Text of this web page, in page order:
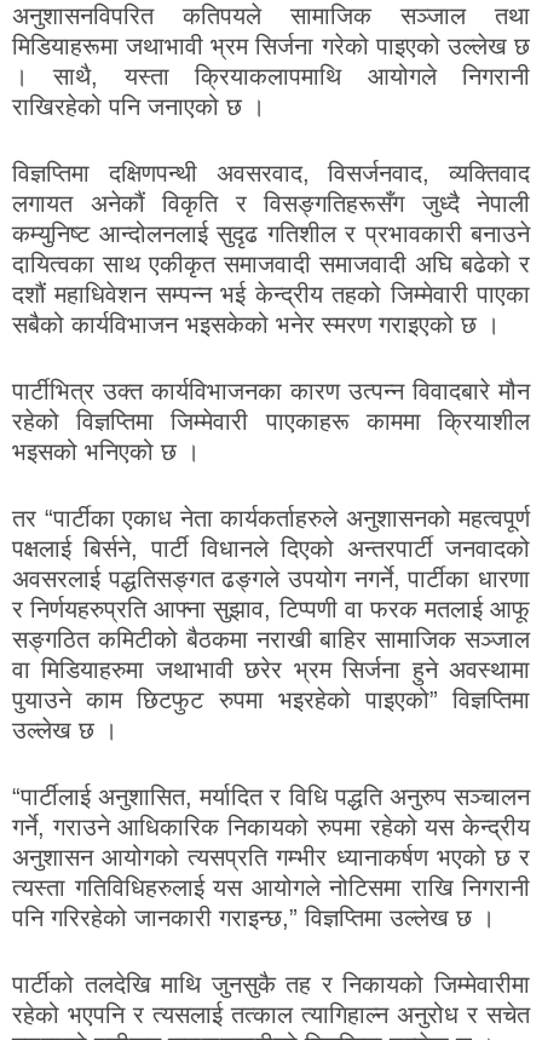
अनुशासनविपरित कतिपयले सामाजिक सञ्जाल तथा
मिडियाहरूमा जथाभावी भ्रम सिर्जना गरेको पाइएको उल्लेख छ
। साथै, यस्ता क्रियाकलापमाथि आयोगले निगरानी
राखिरहेको पनि जनाएको छ ।
विज्ञप्तिमा दक्षिणपन्थी अवसरवाद, विसर्जनवाद, व्यक्तिवाद
लगायत अनेकौं विकृति र विसङ्गतिहरूसँग जुध्दै नेपाली
कम्युनिष्ट आन्दोलनलाई सुदृढ गतिशील र प्रभावकारी बनाउने
दायित्वका साथ एकीकृत समाजवादी समाजवादी अघि बढेको र
दशौं महाधिवेशन सम्पन्न भई केन्द्रीय तहको जिम्मेवारी पाएका
सबैको कार्यविभाजन भइसकेको भनेर स्मरण गराइएको छ ।
पार्टीभित्र उक्त कार्यविभाजनका कारण उत्पन्न विवादबारे मौन
रहेको विज्ञप्तिमा जिम्मेवारी पाएकाहरू काममा क्रियाशील
भइसको भनिएको छ ।
तर “पार्टीका एकाध नेता कार्यकर्ताहरुले अनुशासनको महत्वपूर्ण
पक्षलाई बिर्सने, पार्टी विधानले दिएको अन्तरपार्टी जनवादको
अवसरलाई पद्धतिसङ्गत ढङ्गले उपयोग नगर्ने, पार्टीका धारणा
र निर्णयहरुप्रति आफ्ना सुझाव, टिप्पणी वा फरक मतलाई आफू
सङ्गठित कमिटीको बैठकमा नराखी बाहिर सामाजिक सञ्जाल
वा मिडियाहरुमा जथाभावी छरेर भ्रम सिर्जना हुने अवस्थामा
पुयाउने काम छिटफुट रुपमा भइरहेको पाइएको” विज्ञप्तिमा
उल्लेख छ ।
“पार्टीलाई अनुशासित, मर्यादित र विधि पद्धति अनुरुप सञ्चालन
गर्ने, गराउने आधिकारिक निकायको रुपमा रहेको यस केन्द्रीय
अनुशासन आयोगको त्यसप्रति गम्भीर ध्यानाकर्षण भएको छ र
त्यस्ता गतिविधिहरुलाई यस आयोगले नोटिसमा राखि निगरानी
पनि गरिरहेको जानकारी गराइन्छ,” विज्ञप्तिमा उल्लेख छ ।
पार्टीको तलदेखि माथि जुनसुकै तह र निकायको जिम्मेवारीमा
रहेको भएपनि र त्यसलाई तत्काल त्यागिहाल्न अनुरोध र सचेत